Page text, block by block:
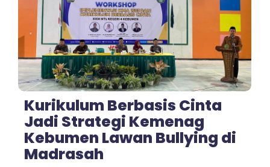
No Comments
Kurikulum Berbasis Cinta
Jadi Strategi Kemenag
Kebumen Lawan Bullying di
Madrasah